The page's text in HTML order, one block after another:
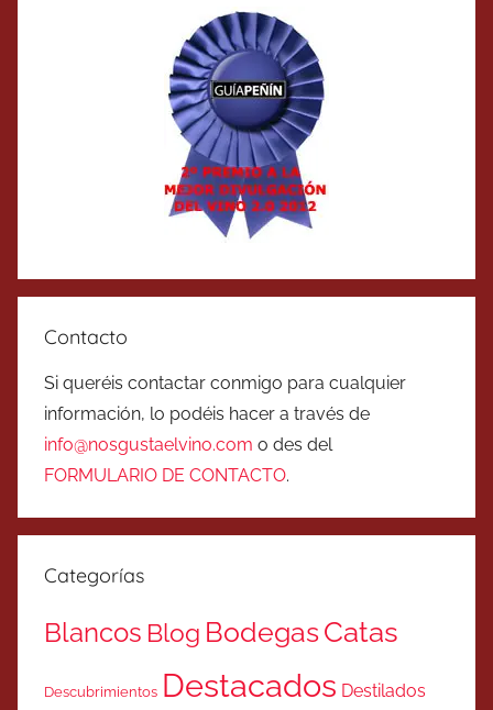
Contacto
Si queréis contactar conmigo para cualquier
información, lo podéis hacer a través de
info@nosgustaelvino.com o des del
FORMULARIO DE CONTACTO.
Categorías
Blancos Blog BodegasCatas
Descubrimientos Destacados Destilados